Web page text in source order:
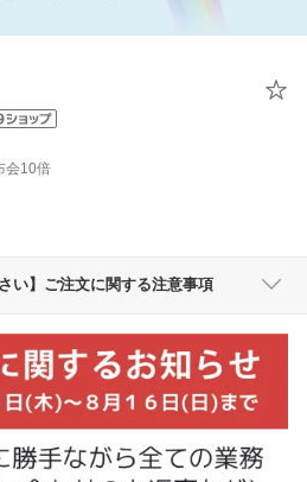
会10倍
い】ご注文に関する注意事項